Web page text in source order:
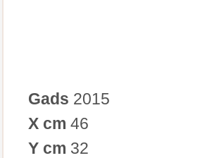
Gads 2015
X cm 46
Y cm 32